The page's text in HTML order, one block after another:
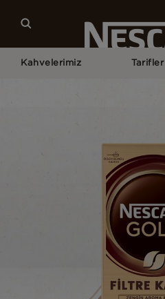
Kahvelerimiz Tarifler